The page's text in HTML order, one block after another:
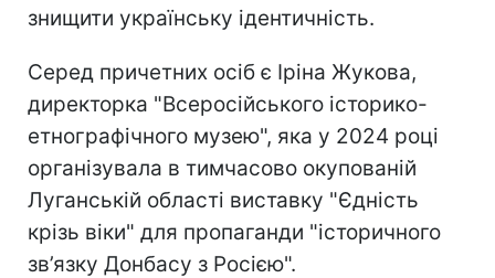
знищити українську ідентичність.
Серед причетних осіб є Іріна Жукова,
директорка "Всеросійського історико-
етнографічного музею", яка у 2024 році
організувала в тимчасово окупованій
Луганській області виставку "Єдність
крізь віки" для пропаганди "історичного
зв’язку Донбасу з Росією".